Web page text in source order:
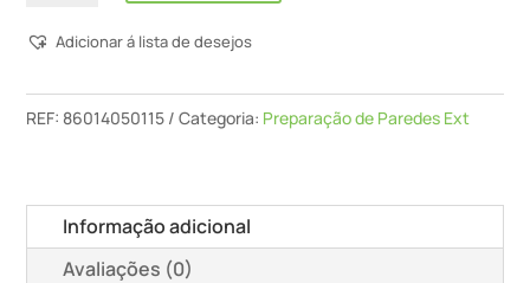
-
Adicionar á lista de desejos
REF: 86014050115 Categoria: Preparação de Paredes Ext
Informação adicional
Avaliações (0)